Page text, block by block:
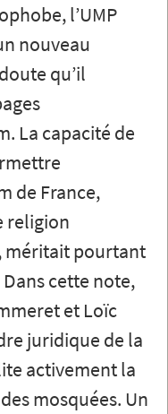
l’UMP
nouveau
qu’il
La capacité de
de France,
religion
méritait pourtant
cette note,
et Loïc
juridique de la
activement la
mosquées. Un